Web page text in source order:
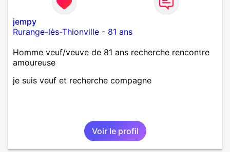
jempy
Rurange-lès-Thionville - 81 ans
Homme veuf/veuve de 81 ans recherche rencontre
amoureuse
je suis veuf et recherche compagne
Voir le profil